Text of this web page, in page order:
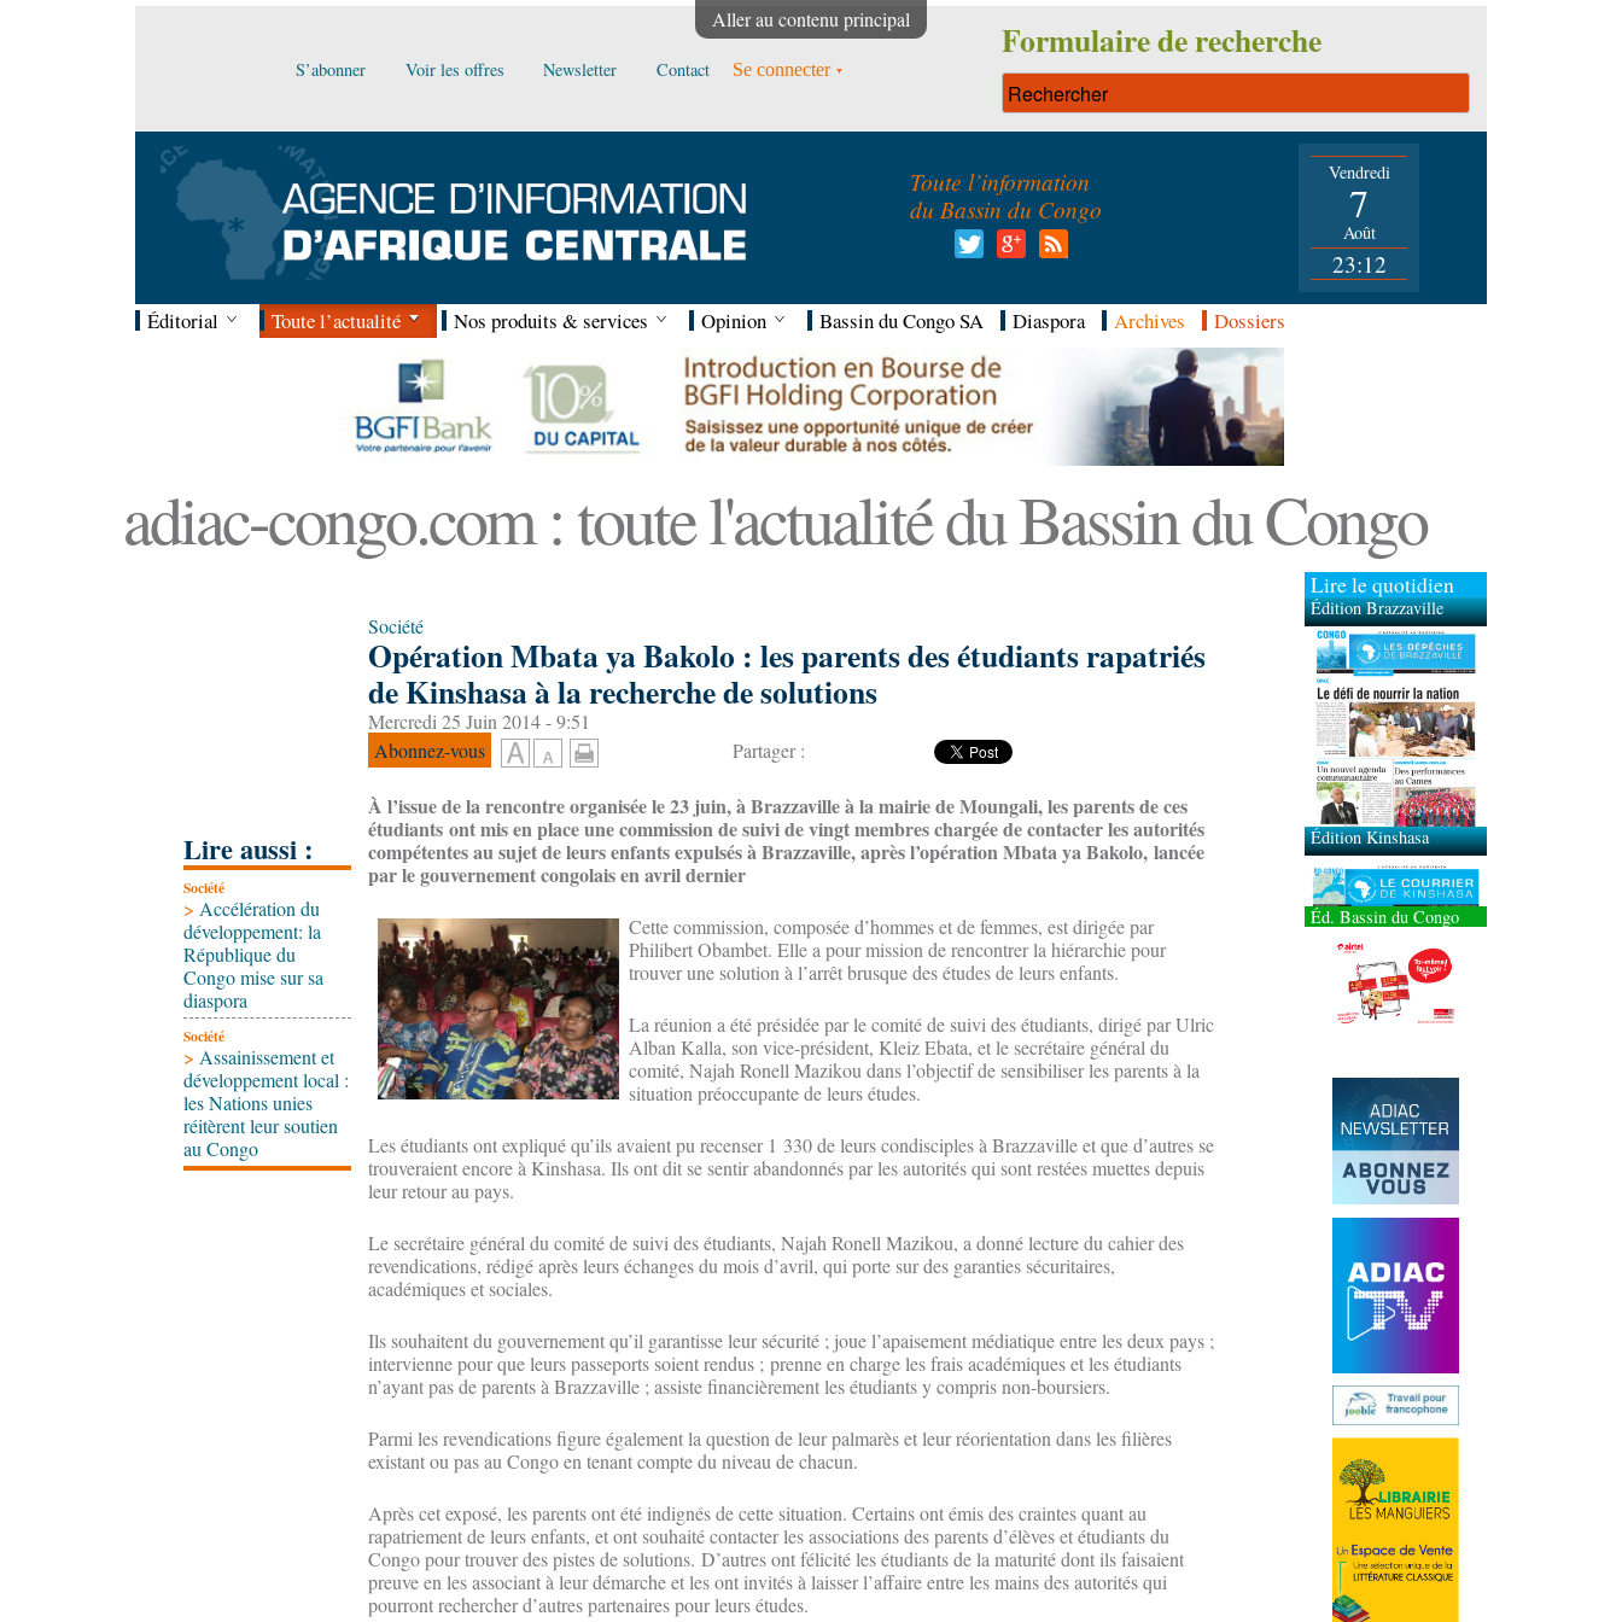
Aller au contenu principal
S’abonner Voir les offres Newsletter Contact Se connecter
Formulaire de recherche
Toute l’information
du Bassin du Congo
Vendredi
7
Août
23:12
Éditorial Toute l’actualité Nos produits & services Opinion Bassin du Congo SA Diaspora Archives Dossiers
adiac-congo.com : toute l'actualité du Bassin du Congo
Lire aussi :
Société
> Accélération du
développement: la
République du
Congo mise sur sa
diaspora
Société
> Assainissement et
développement local :
les Nations unies
réitèrent leur soutien
au Congo
Société
Opération Mbata ya Bakolo : les parents des étudiants rapatriés
de Kinshasa à la recherche de solutions
Mercredi 25 Juin 2014 - 9:51
Abonnez-vous
Partager :
À l’issue de la rencontre organisée le 23 juin, à Brazzaville à la mairie de Moungali, les parents de ces
étudiants ont mis en place une commission de suivi de vingt membres chargée de contacter les autorités
compétentes au sujet de leurs enfants expulsés à Brazzaville, après l’opération Mbata ya Bakolo, lancée
par le gouvernement congolais en avril dernier
Cette commission, composée d’hommes et de femmes, est dirigée par
Philibert Obambet. Elle a pour mission de rencontrer la hiérarchie pour
trouver une solution à l’arrêt brusque des études de leurs enfants.
La réunion a été présidée par le comité de suivi des étudiants, dirigé par Ulric
Alban Kalla, son vice-président, Kleiz Ebata, et le secrétaire général du
comité, Najah Ronell Mazikou dans l’objectif de sensibiliser les parents à la
situation préoccupante de leurs études.
Les étudiants ont expliqué qu’ils avaient pu recenser 1 330 de leurs condisciples à Brazzaville et que d’autres se
trouveraient encore à Kinshasa. Ils ont dit se sentir abandonnés par les autorités qui sont restées muettes depuis
leur retour au pays.
Le secrétaire général du comité de suivi des étudiants, Najah Ronell Mazikou, a donné lecture du cahier des
revendications, rédigé après leurs échanges du mois d’avril, qui porte sur des garanties sécuritaires,
académiques et sociales.
Ils souhaitent du gouvernement qu’il garantisse leur sécurité ; joue l’apaisement médiatique entre les deux pays ;
intervienne pour que leurs passeports soient rendus ; prenne en charge les frais académiques et les étudiants
n’ayant pas de parents à Brazzaville ; assiste financièrement les étudiants y compris non-boursiers.
Parmi les revendications figure également la question de leur palmarès et leur réorientation dans les filières
existant ou pas au Congo en tenant compte du niveau de chacun.
Après cet exposé, les parents ont été indignés de cette situation. Certains ont émis des craintes quant au
rapatriement de leurs enfants, et ont souhaité contacter les associations des parents d’élèves et étudiants du
Congo pour trouver des pistes de solutions. D’autres ont félicité les étudiants de la maturité dont ils faisaient
preuve en les associant à leur démarche et les ont invités à laisser l’affaire entre les mains des autorités qui
pourront rechercher d’autres partenaires pour leurs études.
Lire le quotidien
Édition Brazzaville
Édition Kinshasa
Éd. Bassin du Congo